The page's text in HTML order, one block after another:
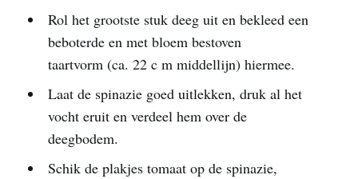
Rol het grootste stuk deeg uit en bekleed een
beboterde en met bloem bestoven
taartvorm (ca. 22 c m middellijn) hiermee.
Laat de spinazie goed uitlekken, druk al het
vocht eruit en verdeel hem over de
deegbodem.
Schik de plakjes tomaat op de spinazie,